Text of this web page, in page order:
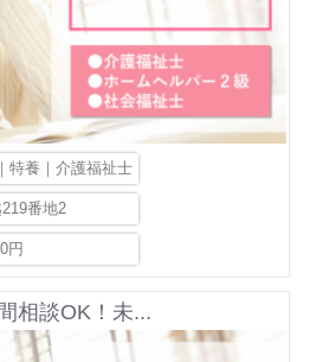
特養｜介護福祉士
番地2
円
相談OK！未...